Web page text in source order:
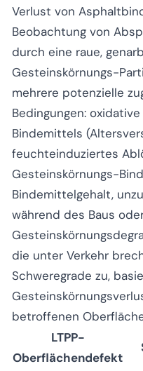
Verlust von
Beobachtung von
durch eine raue,
Gesteinskörnungs-
mehrere potenzielle
Bedingungen:
Bindemittels
feuchteinduziertes
Gesteinskörnungs-
Bindemittelgehalt,
während des Baus
die unter Verkehr
Schweregrade zu,
betroffenen
LTPP-
Oberflächendefekt